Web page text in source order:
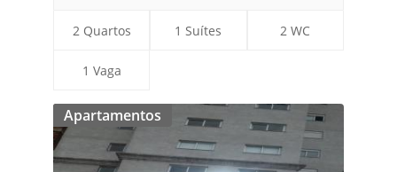
2 Quartos 1 Suítes 2 WC
1 Vaga
Apartamentos